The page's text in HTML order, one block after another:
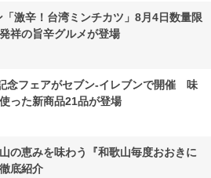
激辛！台湾ミンチカツ」8月4日数量限
祥の旨辛グルメが登場
念フェアがセブン-イレブンで開催 味
った新商品21品が登場
の恵みを味わう『和歌山毎度おおきに
底紹介